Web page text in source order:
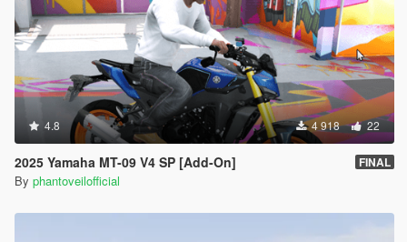
4.8 4 918 22
2025 Yamaha MT-09 V4 SP [Add-On] FINAL
By phantoveilofficial